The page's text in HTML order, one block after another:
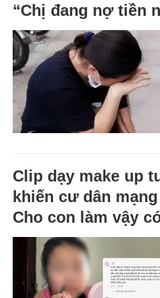
“Chị đang nợ tiền
Clip dạy make up
khiến cư dân
Cho con làm vậy